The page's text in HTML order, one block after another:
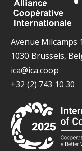
Avenue Milcamps
1030 Brussels,
ica@ica.coop
+32 (2) 743 10 30